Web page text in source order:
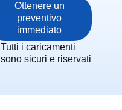
Ottenere un
preventivo
immediato
Tutti i caricamenti
sono sicuri e riservati